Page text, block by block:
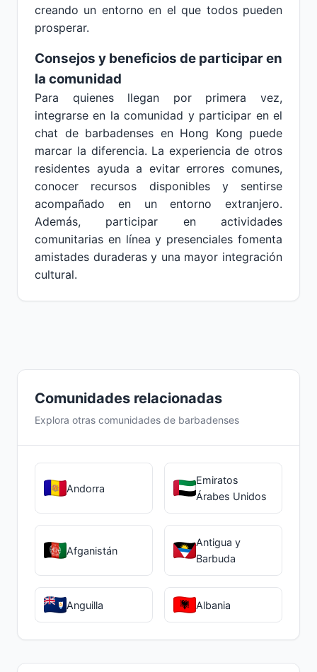
creando un entorno en el que todos pueden
prosperar.
Consejos y beneficios de participar en
la comunidad
Para quienes llegan por primera vez,
integrarse en la comunidad y participar en el
chat de barbadenses en Hong Kong puede
marcar la diferencia. La experiencia de otros
residentes ayuda a evitar errores comunes,
conocer recursos disponibles y sentirse
acompañado en un entorno extranjero.
Además, participar en actividades
comunitarias en línea y presenciales fomenta
amistades duraderas y una mayor integración
cultural.
Comunidades relacionadas
Explora otras comunidades de barbadenses
Andorra
Emiratos
Árabes Unidos
Afganistán
Antigua y
Barbuda
Anguilla Albania